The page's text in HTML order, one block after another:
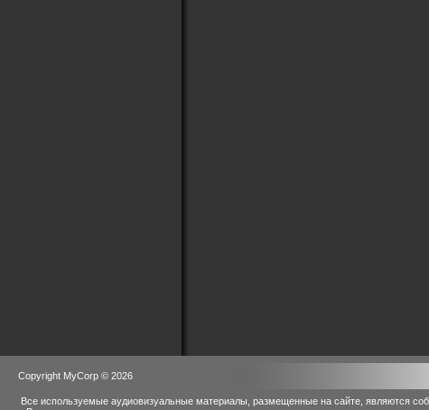
Copyright MyCorp © 2026
Все используемые аудиовизуальные материалы, размещенные на сайте, являются